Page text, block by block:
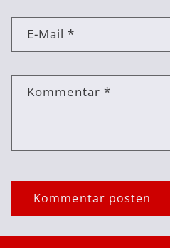
E-Mail*
Kommentar*